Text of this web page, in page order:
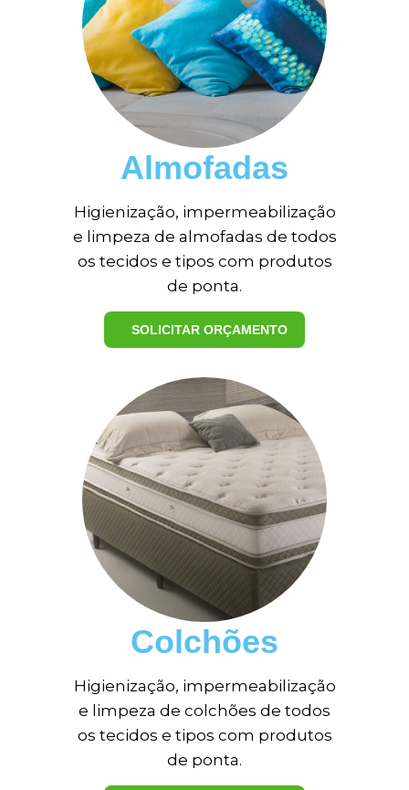
Almofadas
Higienização, impermeabilização
e limpeza de almofadas de todos
os tecidos e tipos com produtos
de ponta.
SOLICITAR ORÇAMENTO
Colchões
Higienização, impermeabilização
e limpeza de colchões de todos
os tecidos e tipos com produtos
de ponta.